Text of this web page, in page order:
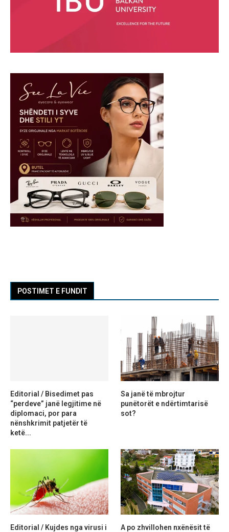
POSTIMET E FUNDIT
Editorial / Bisedimet pas
“perdeve” janë legjitime në
diplomaci, por para
nënshkrimit patjetër të
ketë...
Sa janë të mbrojtur
punëtorët e ndërtimtarisë
sot?
Editorial / Kujdes nga virusi i
A po zhvillohen nxënësit të